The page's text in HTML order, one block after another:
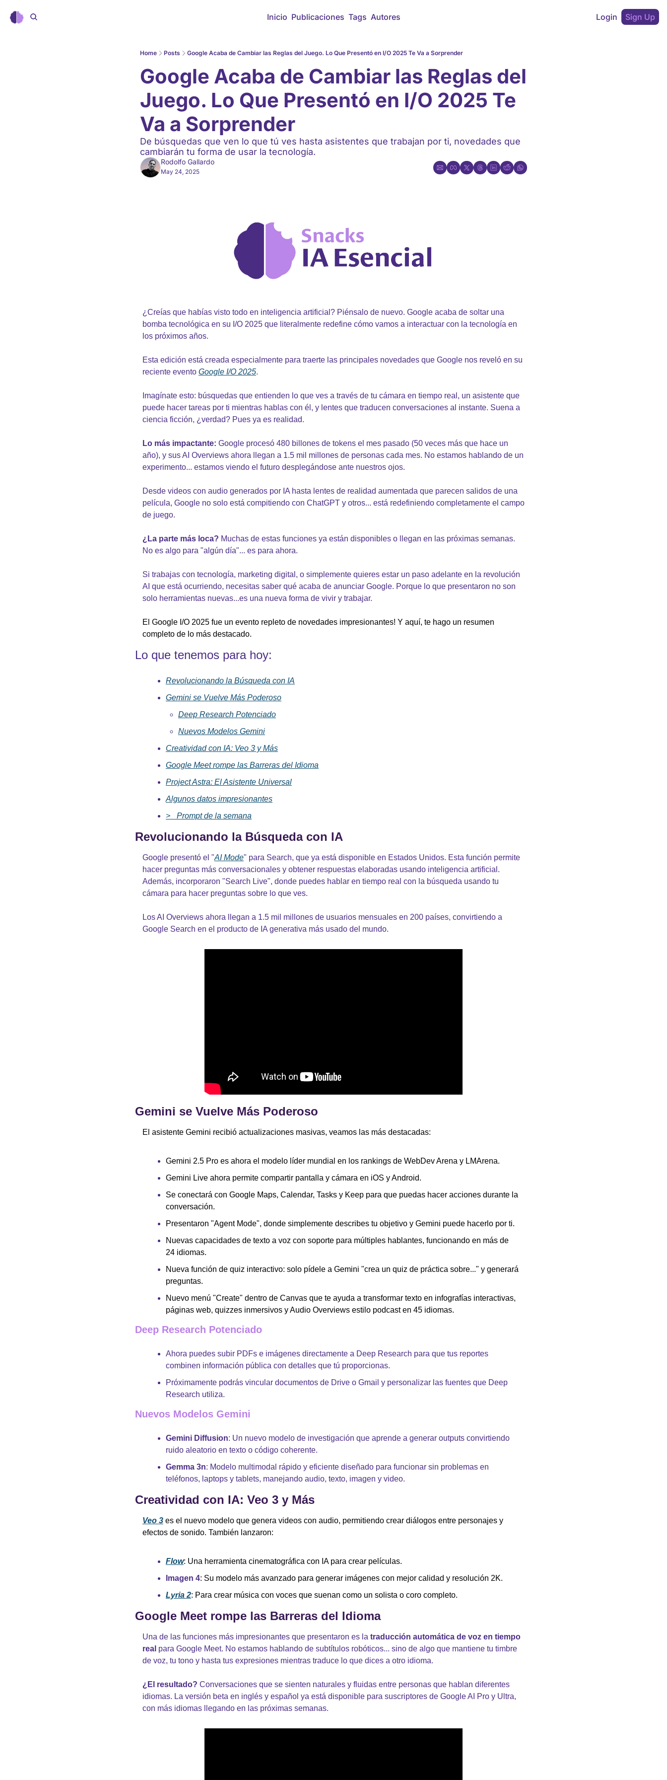
Inicio Publicaciones Tags Autores Login Sign Up
Home Posts Google Acaba de Cambiar las Reglas del Juego. Lo Que Presentó en I/O 2025 Te Va a Sorprender
Google Acaba de Cambiar las Reglas del
Juego. Lo Que Presentó en I/O 2025 Te
Va a Sorprender
De búsquedas que ven lo que tú ves hasta asistentes que trabajan por ti, novedades que
cambiarán tu forma de usar la tecnología.
Rodolfo Gallardo
May 24, 2025
¿Creías que habías visto todo en inteligencia artificial? Piénsalo de nuevo. Google acaba de soltar una
bomba tecnológica en su I/O 2025 que literalmente redefine cómo vamos a interactuar con la tecnología en
los próximos años.
Esta edición está creada especialmente para traerte las principales novedades que Google nos reveló en su
reciente evento Google I/O 2025.
Imagínate esto: búsquedas que entienden lo que ves a través de tu cámara en tiempo real, un asistente que
puede hacer tareas por ti mientras hablas con él, y lentes que traducen conversaciones al instante. Suena a
ciencia ficción, ¿verdad? Pues ya es realidad.
Lo más impactante: Google procesó 480 billones de tokens el mes pasado (50 veces más que hace un
año), y sus AI Overviews ahora llegan a 1.5 mil millones de personas cada mes. No estamos hablando de un
experimento... estamos viendo el futuro desplegándose ante nuestros ojos.
Desde videos con audio generados por IA hasta lentes de realidad aumentada que parecen salidos de una
película, Google no solo está compitiendo con ChatGPT y otros... está redefiniendo completamente el campo
de juego.
¿La parte más loca? Muchas de estas funciones ya están disponibles o llegan en las próximas semanas.
No es algo para "algún día"... es para ahora.
Si trabajas con tecnología, marketing digital, o simplemente quieres estar un paso adelante en la revolución
AI que está ocurriendo, necesitas saber qué acaba de anunciar Google. Porque lo que presentaron no son
solo herramientas nuevas...es una nueva forma de vivir y trabajar.
El Google I/O 2025 fue un evento repleto de novedades impresionantes! Y aquí, te hago un resumen
completo de lo más destacado.
Lo que tenemos para hoy:
Revolucionando la Búsqueda con IA
Gemini se Vuelve Más Poderoso
Deep Research Potenciado
Nuevos Modelos Gemini
Creatividad con IA: Veo 3 y Más
Google Meet rompe las Barreras del Idioma
Project Astra: El Asistente Universal
Algunos datos impresionantes
>_ Prompt de la semana
Revolucionando la Búsqueda con IA
Google presentó el "AI Mode" para Search, que ya está disponible en Estados Unidos. Esta función permite
hacer preguntas más conversacionales y obtener respuestas elaboradas usando inteligencia artificial.
Además, incorporaron "Search Live", donde puedes hablar en tiempo real con la búsqueda usando tu
cámara para hacer preguntas sobre lo que ves.
Los AI Overviews ahora llegan a 1.5 mil millones de usuarios mensuales en 200 países, convirtiendo a
Google Search en el producto de IA generativa más usado del mundo.
Gemini se Vuelve Más Poderoso
El asistente Gemini recibió actualizaciones masivas, veamos las más destacadas:
Gemini 2.5 Pro es ahora el modelo líder mundial en los rankings de WebDev Arena y LMArena.
Gemini Live ahora permite compartir pantalla y cámara en iOS y Android.
Se conectará con Google Maps, Calendar, Tasks y Keep para que puedas hacer acciones durante la
conversación.
Presentaron "Agent Mode", donde simplemente describes tu objetivo y Gemini puede hacerlo por ti.
Nuevas capacidades de texto a voz con soporte para múltiples hablantes, funcionando en más de
24 idiomas.
Nueva función de quiz interactivo: solo pídele a Gemini "crea un quiz de práctica sobre..." y generará
preguntas.
Nuevo menú "Create" dentro de Canvas que te ayuda a transformar texto en infografías interactivas,
páginas web, quizzes inmersivos y Audio Overviews estilo podcast en 45 idiomas.
Deep Research Potenciado
Ahora puedes subir PDFs e imágenes directamente a Deep Research para que tus reportes
combinen información pública con detalles que tú proporcionas.
Próximamente podrás vincular documentos de Drive o Gmail y personalizar las fuentes que Deep
Research utiliza.
Nuevos Modelos Gemini
Gemini Diffusion: Un nuevo modelo de investigación que aprende a generar outputs convirtiendo
ruido aleatorio en texto o código coherente.
Gemma 3n: Modelo multimodal rápido y eficiente diseñado para funcionar sin problemas en
teléfonos, laptops y tablets, manejando audio, texto, imagen y video.
Creatividad con IA: Veo 3 y Más
Veo 3 es el nuevo modelo que genera videos con audio, permitiendo crear diálogos entre personajes y
efectos de sonido. También lanzaron:
Flow: Una herramienta cinematográfica con IA para crear películas.
Imagen 4: Su modelo más avanzado para generar imágenes con mejor calidad y resolución 2K.
Lyria 2: Para crear música con voces que suenan como un solista o coro completo.
Google Meet rompe las Barreras del Idioma
Una de las funciones más impresionantes que presentaron es la traducción automática de voz en tiempo
real para Google Meet. No estamos hablando de subtítulos robóticos... sino de algo que mantiene tu timbre
de voz, tu tono y hasta tus expresiones mientras traduce lo que dices a otro idioma.
¿El resultado? Conversaciones que se sienten naturales y fluidas entre personas que hablan diferentes
idiomas. La versión beta en inglés y español ya está disponible para suscriptores de Google AI Pro y Ultra,
con más idiomas llegando en las próximas semanas.